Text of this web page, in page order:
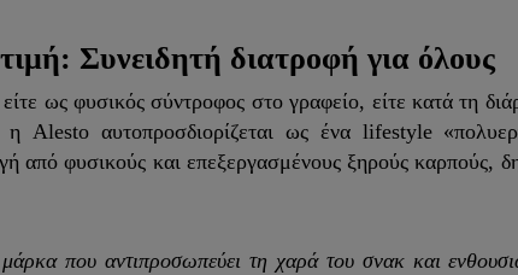
Συνειδητή διατροφή για όλους
ως φυσικός σύντροφος στο γραφείο, είτε κατά τη
Alesto αυτοπροσδιορίζεται ως ένα lifestyle
από φυσικούς και επεξεργασμένους ξηρούς καρπούς,
που αντιπροσωπεύει τη χαρά του σνακ και